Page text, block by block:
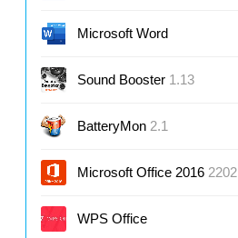
Microsoft Word
2024/2021/2019/2016
Sound Booster 1.13
BatteryMon 2.1
Microsoft Office 2016 2202
(16.0
WPS Office